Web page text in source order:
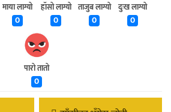
माया लाग्यो
0
हाँसो लाग्यो
0
ताजुब लाग्यो
0
दुःख लाग्यो
0
पारो तातो
0